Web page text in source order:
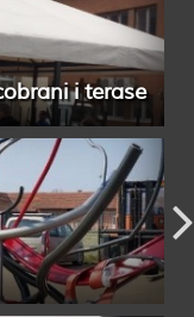
i terase